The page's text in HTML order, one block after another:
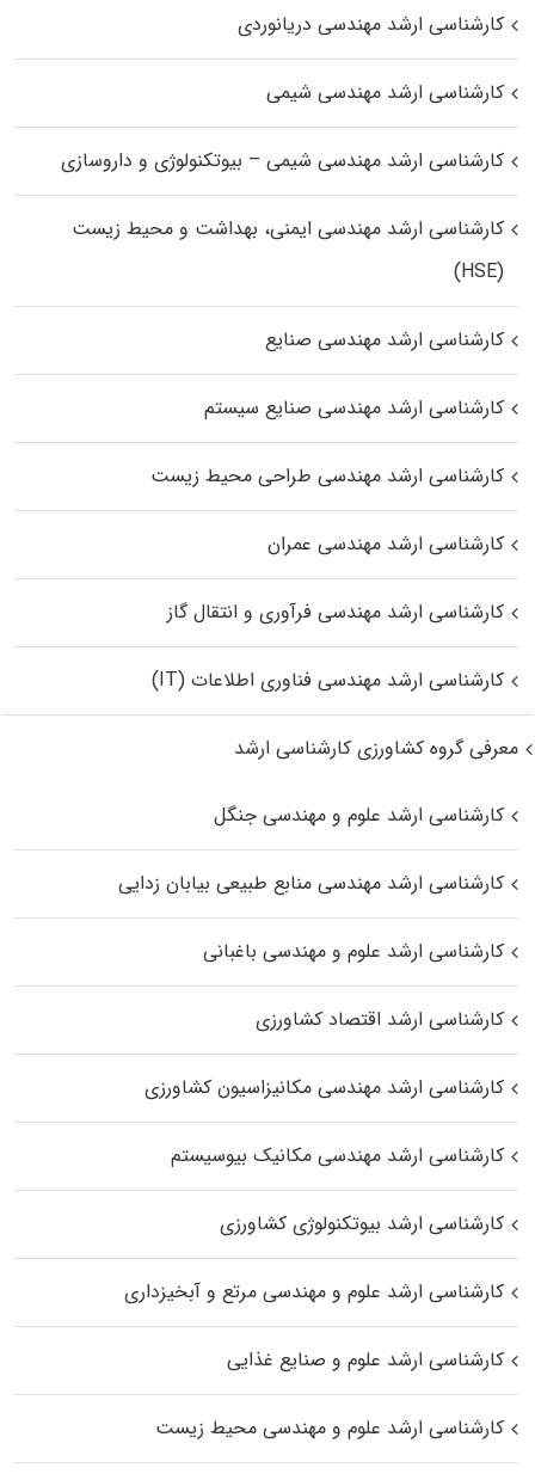
کارشناسی ارشد مهندسی دریانوردی
کارشناسی ارشد مهندسی شیمی
کارشناسی ارشد مهندسی شیمی – بیوتکنولوژی و داروسازی
کارشناسی ارشد مهندسی ایمنی، بهداشت و محیط زیست
(HSE)
کارشناسی ارشد مهندسی صنایع
کارشناسی ارشد مهندسی صنایع سیستم
کارشناسی ارشد مهندسی طراحی محیط زیست
کارشناسی ارشد مهندسی عمران
کارشناسی ارشد مهندسی فرآوری و انتقال گاز
کارشناسی ارشد مهندسی فناوری اطلاعات (IT)
معرفی گروه کشاورزی کارشناسی ارشد
کارشناسی ارشد علوم و مهندسی جنگل
کارشناسی ارشد مهندسی منابع طبیعی بیابان زدایی
کارشناسی ارشد علوم و مهندسی باغبانی
کارشناسی ارشد اقتصاد کشاورزی
کارشناسی ارشد مهندسی مکانیزاسیون کشاورزی
کارشناسی ارشد مهندسی مکانیک بیوسیستم
کارشناسی ارشد بیوتکنولوژی کشاورزی
کارشناسی ارشد علوم و مهندسی مرتع و آبخیزداری
کارشناسی ارشد علوم و صنایع غذایی
کارشناسی ارشد علوم و مهندسی محیط زیست